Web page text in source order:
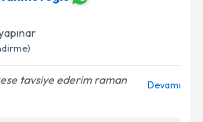
tavsiye ederim raman
Devamı